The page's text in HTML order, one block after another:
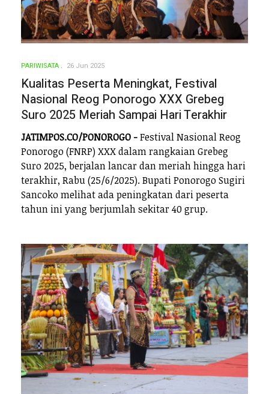
PARIWISATA 26 Jun 2025
Kualitas Peserta Meningkat, Festival
Nasional Reog Ponorogo XXX Grebeg
Suro 2025 Meriah Sampai Hari Terakhir
JATIMPOS.CO/PONOROGO -Festival Nasional Reog
Ponorogo (FNRP) XXX dalam rangkaian Grebeg
Suro 2025, berjalan lancar dan meriah hingga hari
terakhir, Rabu (25/6/2025). Bupati Ponorogo Sugiri
Sancoko melihat ada peningkatan dari peserta
tahun ini yang berjumlah sekitar 40 grup.